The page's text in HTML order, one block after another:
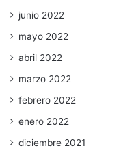
junio 2022
mayo 2022
abril 2022
marzo 2022
febrero 2022
enero 2022
diciembre 2021